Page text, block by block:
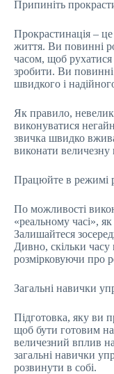
Припиніть
Прокрастинація – це
життя. Ви повинні
часом, щоб
зробити. Ви
швидкого і
Як правило,
виконуватися
звичка швидко
виконати величезну
Працюйте в режимі
По можливості
«реальному часі»,
Залишайтеся
Дивно, скільки
розмірковуючи про
Загальні навички
Підготовка, яку ви
щоб бути готовим
величезний вплив
загальні навички
розвинути в собі.